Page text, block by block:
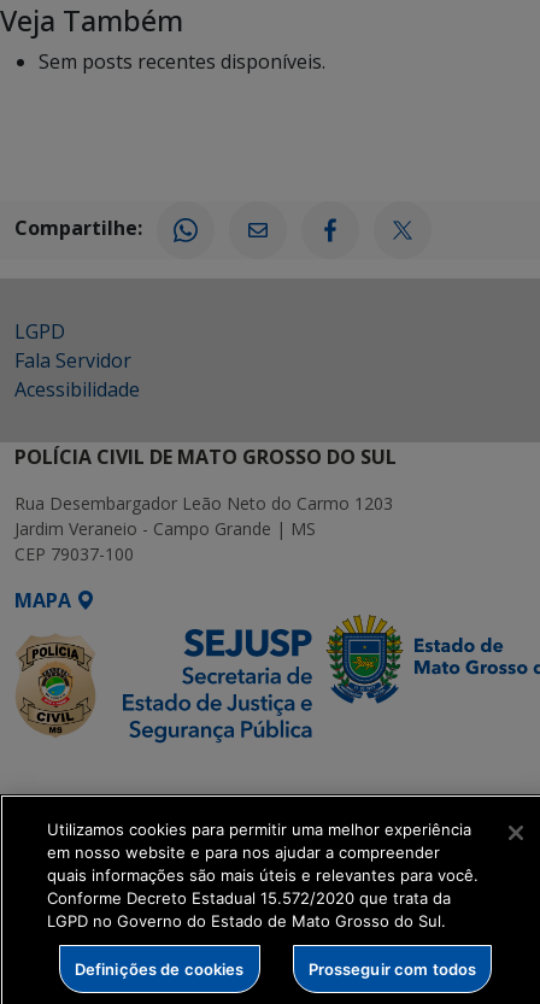
Veja Também
Sem posts recentes disponíveis.
Compartilhe:
LGPD
Fala Servidor
Acessibilidade
POLÍCIA CIVIL DE MATO GROSSO DO SUL
Rua Desembargador Leão Neto do Carmo 1203
Jardim Veraneio - Campo Grande | MS
CEP 79037-100
MAPA
Executiva de
Transformação Digital
get_footer();
Utilizamos cookies para permitir uma melhor experiência
em nosso website e para nos ajudar a compreender
quais informações são mais úteis e relevantes para você.
Conforme Decreto Estadual 15.572/2020 que trata da
LGPD no Governo do Estado de Mato Grosso do Sul.
Definições de cookies Prosseguir com todos